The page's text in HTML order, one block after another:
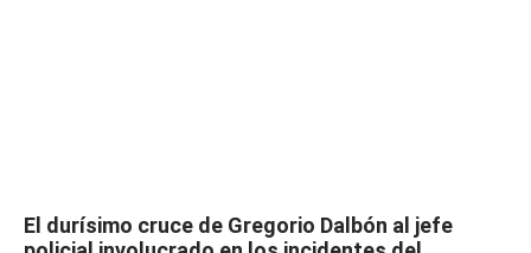
El durísimo cruce de Gregorio Dalbón al jefe